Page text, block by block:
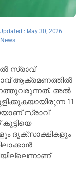
Updated : May 30, 2026
സ്രാവ്
ആക്രമണത്തിൽ
പുറത്തുവരുന്നത്. അൽ
11
സ്രാവ്
ദൃക്‌സാക്ഷികളും